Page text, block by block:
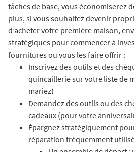
tâches de base, vous économiserez
plus, si vous souhaitez devenir
d’acheter votre première maison,
stratégiques pour commencer à
fournitures ou vous les faire offrir :
Inscrivez des outils et des
quincaillerie sur votre liste de
mariez)
Demandez des outils ou des
cadeaux (pour votre
Épargnez stratégiquement
réparation fréquemment